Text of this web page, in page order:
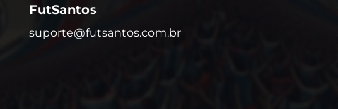
FutSantos
suporte@futsantos.com.br